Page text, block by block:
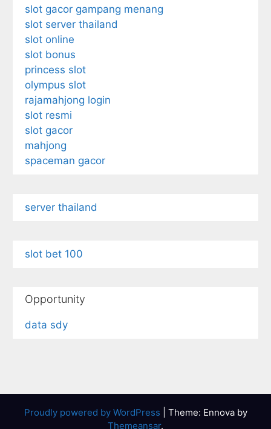
slot gacor gampang menang
slot server thailand
slot online
slot bonus
princess slot
olympus slot
rajamahjong login
slot resmi
slot gacor
mahjong
spaceman gacor
server thailand
slot bet 100
Opportunity
data sdy
Proudly powered by WordPress
Theme: Ennova by
Themeansar.